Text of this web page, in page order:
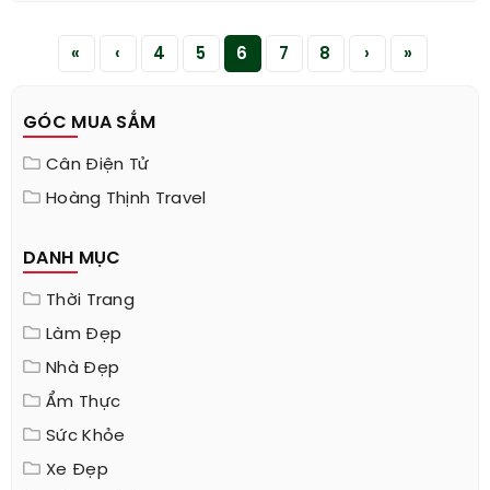
« ‹ 4 5 6 7 8 › »
GÓC MUA SẮM
Cân Điện Tử
Hoàng Thịnh Travel
DANH MỤC
Thời Trang
Làm Đẹp
Nhà Đẹp
Ẩm Thực
Sức Khỏe
Xe Đẹp